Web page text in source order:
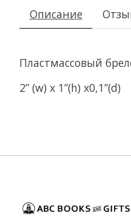
Описание
Пластмассовый
2” (w) x 1”(h) x0,1”(d)